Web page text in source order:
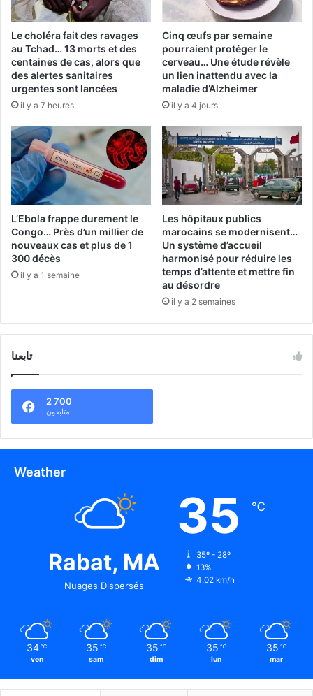
Le choléra fait des ravages
au Tchad… 13 morts et des
centaines de cas, alors que
des alertes sanitaires
urgentes sont lancées
il y a 7 heures
Cinq œufs par semaine
pourraient protéger le
cerveau… Une étude révèle
un lien inattendu avec la
maladie d’Alzheimer
il y a 4 jours
L’Ebola frappe durement le
Congo… Près d’un millier de
nouveaux cas et plus de 1
300 décès
il y a 1 semaine
Les hôpitaux publics
marocains se modernisent…
Un système d’accueil
harmonisé pour réduire les
temps d’attente et mettre fin
au désordre
il y a 2 semaines
تابعنا
2 700
متابعون
Weather
Rabat, MA
Nuages Dispersés
35 ℃
35º - 28º
13%
4.02 km/h
34 ℃
ven
35 ℃
sam
35 ℃
dim
35 ℃
lun
35 ℃
mar